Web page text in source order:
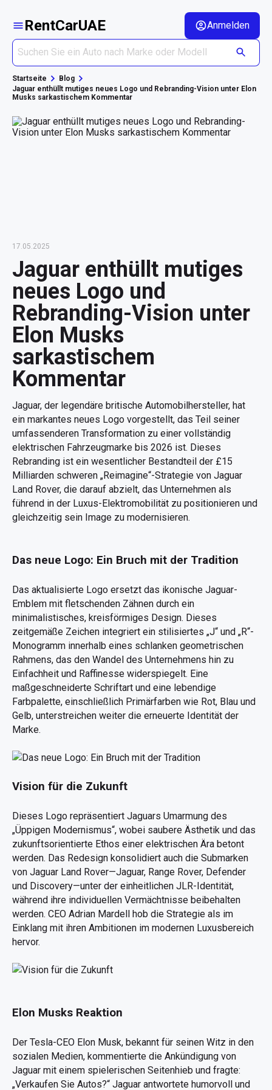
RentCarUAE Anmelden
Startseite
Blog
Jaguar enthüllt mutiges neues Logo und Rebranding-Vision unter Elon
Musks sarkastischem Kommentar
17.05.2025
Jaguar enthüllt mutiges
neues Logo und
Rebranding-Vision unter
Elon Musks
sarkastischem
Kommentar
Jaguar, der legendäre britische Automobilhersteller, hat
ein markantes neues Logo vorgestellt, das Teil seiner
umfassenderen Transformation zu einer vollständig
elektrischen Fahrzeugmarke bis 2026 ist. Dieses
Rebranding ist ein wesentlicher Bestandteil der £15
Milliarden schweren „Reimagine“-Strategie von Jaguar
Land Rover, die darauf abzielt, das Unternehmen als
führend in der Luxus-Elektromobilität zu positionieren und
gleichzeitig sein Image zu modernisieren.
Das neue Logo: Ein Bruch mit der Tradition
Das aktualisierte Logo ersetzt das ikonische Jaguar-
Emblem mit fletschenden Zähnen durch ein
minimalistisches, kreisförmiges Design. Dieses
zeitgemäße Zeichen integriert ein stilisiertes „J“ und „R“-
Monogramm innerhalb eines schlanken geometrischen
Rahmens, das den Wandel des Unternehmens hin zu
Einfachheit und Raffinesse widerspiegelt. Eine
maßgeschneiderte Schriftart und eine lebendige
Farbpalette, einschließlich Primärfarben wie Rot, Blau und
Gelb, unterstreichen weiter die erneuerte Identität der
Marke.
Vision für die Zukunft
Dieses Logo repräsentiert Jaguars Umarmung des
„Üppigen Modernismus“, wobei saubere Ästhetik und das
zukunftsorientierte Ethos einer elektrischen Ära betont
werden. Das Redesign konsolidiert auch die Submarken
von Jaguar Land Rover—Jaguar, Range Rover, Defender
und Discovery—unter der einheitlichen JLR-Identität,
während ihre individuellen Vermächtnisse beibehalten
werden. CEO Adrian Mardell hob die Strategie als im
Einklang mit ihren Ambitionen im modernen Luxusbereich
hervor.
Elon Musks Reaktion
Der Tesla-CEO Elon Musk, bekannt für seinen Witz in den
sozialen Medien, kommentierte die Ankündigung von
Jaguar mit einem spielerischen Seitenhieb und fragte:
„Verkaufen Sie Autos?“ Jaguar antwortete humorvoll und